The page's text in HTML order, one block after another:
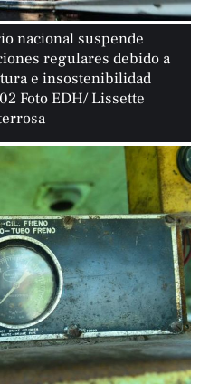
nacional suspende
regulares debido a
e insostenibilidad
Foto EDH/ Lissette